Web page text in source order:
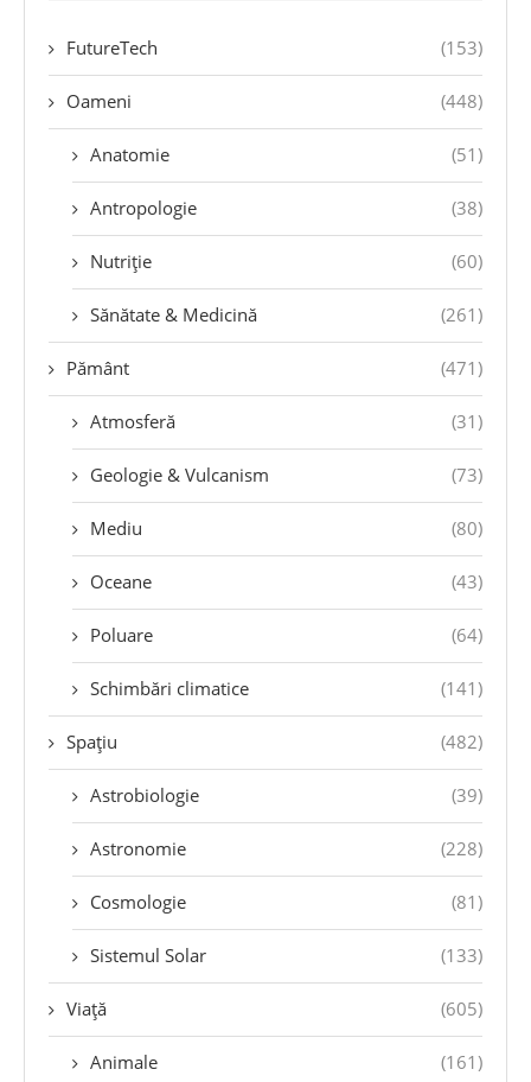
FutureTech (153)
Oameni (448)
Anatomie (51)
Antropologie (38)
Nutriție (60)
Sănătate & Medicină (261)
Pământ (471)
Atmosferă (31)
Geologie & Vulcanism (73)
Mediu (80)
Oceane (43)
Poluare (64)
Schimbări climatice (141)
Spațiu (482)
Astrobiologie (39)
Astronomie (228)
Cosmologie (81)
Sistemul Solar (133)
Viață (605)
Animale (161)